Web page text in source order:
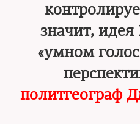
значит,
«умном
политгеограф